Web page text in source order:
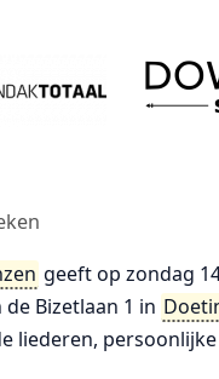
geeft op zondag
de Bizetlaan 1 in
liederen,